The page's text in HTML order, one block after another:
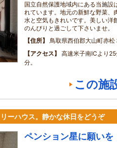
国立自然保護地域内にある当施設
れています。地元の新鮮な野菜、
水と空気もきれいです。美しい洋
のんびりと過ごして下さいませ。
住所
鳥取県西伯郡大山町赤
アクセス
高速米子南ICより
分。
この施
ーハウス。静かな休日をどうぞ
ペンション星に願いを